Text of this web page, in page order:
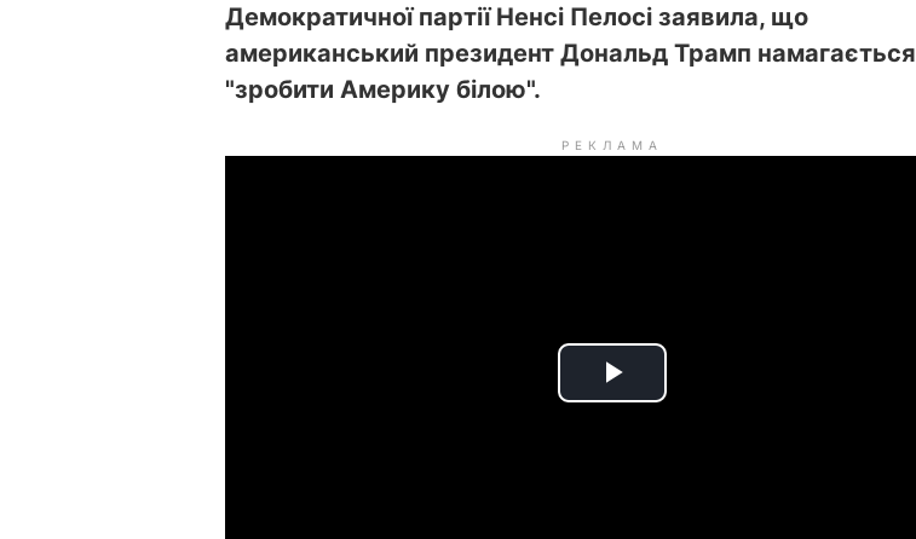
Демократичної партії Ненсі Пелосі заявила, що
американський президент Дональд Трамп намагається
"зробити Америку білою".
РЕКЛАМА
P